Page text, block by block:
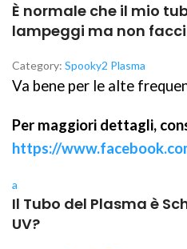
È normale che il mio
lampeggi ma non
Category: Spooky2 Plasma
Va bene per le alte
Per maggiori dettagli,
https://
a
Il Tubo del Plasma è
UV?